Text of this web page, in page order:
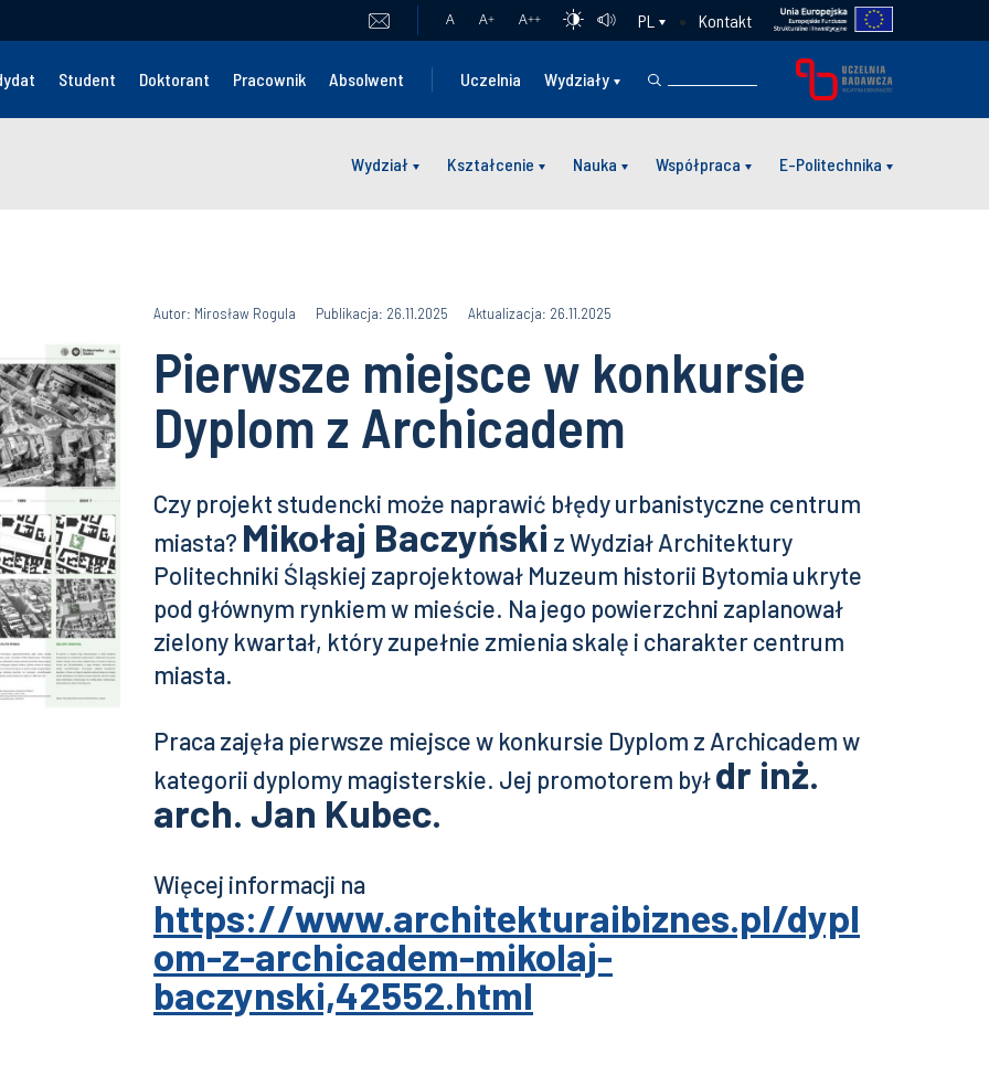
A A+ A++ PL Kontakt
Student Doktorant Pracownik Absolwent Uczelnia Wydziały
Wydział Kształcenie Nauka Współpraca E-Politechnika
Autor: Mirosław Rogula Publikacja: 26.11.2025 Aktualizacja: 26.11.2025
Pierwsze miejsce w konkursie
Dyplom z Archicadem
Czy projekt studencki może naprawić błędy urbanistyczne centrum
miasta? Mikołaj Baczyński z Wydział Architektury
Politechniki Śląskiej zaprojektował Muzeum historii Bytomia ukryte
pod głównym rynkiem w mieście. Na jego powierzchni zaplanował
zielony kwartał, który zupełnie zmienia skalę i charakter centrum
miasta.
Praca zajęła pierwsze miejsce w konkursie Dyplom z Archicadem w
kategorii dyplomy magisterskie. Jej promotorem byłdr inż.
arch. Jan Kubec.
Więcej informacji na
https://www.architekturaibiznes.pl/dypl
om-z-archicadem-mikolaj-
baczynski,42552.html